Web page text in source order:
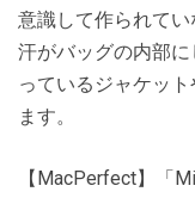
意識して作られてい
汗がバッグの内部
っているジャケッ
ます。
【MacPerfect】「